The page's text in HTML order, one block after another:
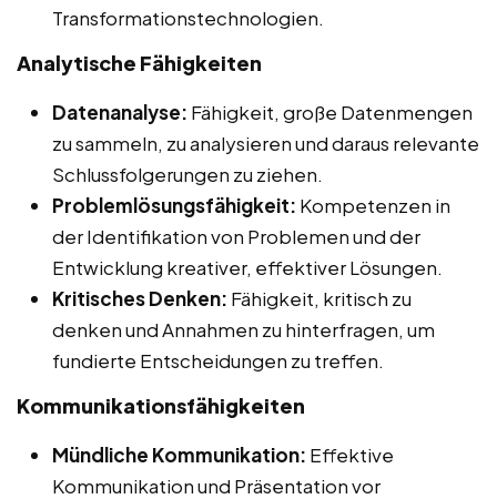
Transformationstechnologien.
Analytische Fähigkeiten
Datenanalyse: Fähigkeit, große Datenmengen
zu sammeln, zu analysieren und daraus relevante
Schlussfolgerungen zu ziehen.
Problemlösungsfähigkeit: Kompetenzen in
der Identifikation von Problemen und der
Entwicklung kreativer, effektiver Lösungen.
Kritisches Denken: Fähigkeit, kritisch zu
denken und Annahmen zu hinterfragen, um
fundierte Entscheidungen zu treffen.
Kommunikationsfähigkeiten
Mündliche Kommunikation: Effektive
Kommunikation und Präsentation vor